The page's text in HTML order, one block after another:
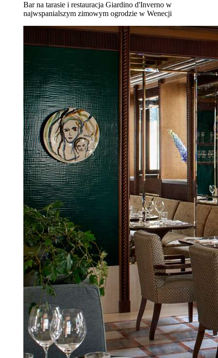
Bar na tarasie i restauracja Giardino d'Inverno w
najwspanialszym zimowym ogrodzie w Wenecji